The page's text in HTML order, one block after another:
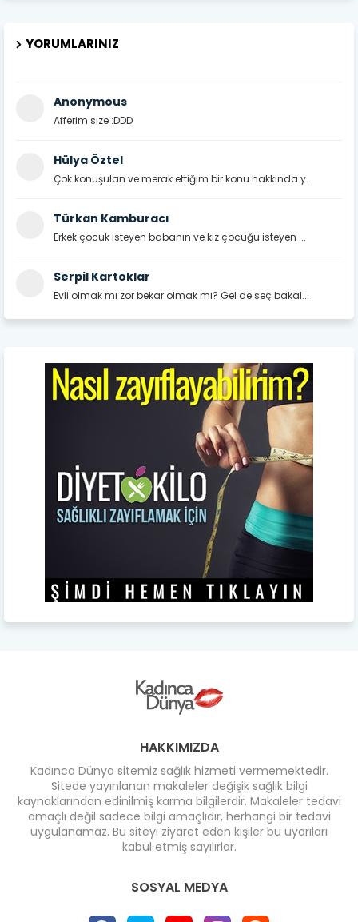
YORUMLARINIZ
Anonymous
Afferim size :DDD
Hülya Öztel
Çok konuşulan ve merak ettiğim bir konu hakkında y...
Türkan Kamburacı
Erkek çocuk isteyen babanın ve kız çocuğu isteyen ...
Serpil Kartoklar
Evli olmak mı zor bekar olmak mı? Gel de seç bakal...
HAKKIMIZDA
Kadınca Dünya sitemiz sağlık hizmeti vermemektedir.
Sitede yayınlanan makaleler değişik sağlık bilgi
kaynaklarından edinilmiş karma bilgilerdir. Makaleler tedavi
amaçlı değil sadece bilgi amaçlıdır, herhangi bir tedavi
uygulanamaz. Bu siteyi ziyaret eden kişiler bu uyarıları
kabul etmiş sayılırlar.
SOSYAL MEDYA